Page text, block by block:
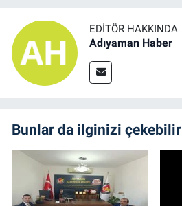
EDITÖR HAKKINDA
Adıyaman Haber
Bunlar da ilginizi çekebilir